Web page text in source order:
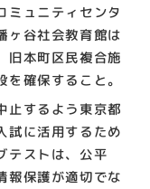
ミュニティセンタ
ヶ谷社会教育館は
旧本町区民複合施
確保すること。
止するよう東京都
試に活用するため
テストは、公平
報保護が適切でな